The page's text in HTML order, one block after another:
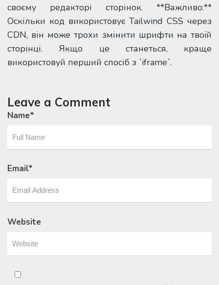
своєму редакторі сторінок. **Важливо:**
Оскільки код використовує Tailwind CSS через
CDN, він може трохи змінити шрифти на твоїй
сторінці. Якщо це станеться, краще
використовуй перший спосіб з `iframe`.
Leave a Comment
Name*
Email*
Website